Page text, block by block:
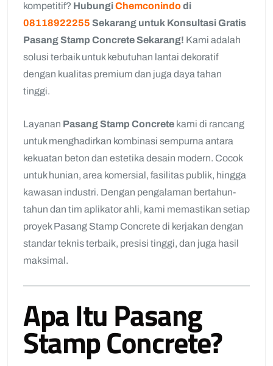
kompetitif? HubungiChemconindodi
08118922255 Sekarang untuk Konsultasi Gratis
Pasang Stamp Concrete Sekarang! Kami adalah
solusi terbaik untuk kebutuhan lantai dekoratif
dengan kualitas premium dan juga daya tahan
tinggi.
Layanan Pasang Stamp Concrete kami di rancang
untuk menghadirkan kombinasi sempurna antara
kekuatan beton dan estetika desain modern. Cocok
untuk hunian, area komersial, fasilitas publik, hingga
kawasan industri. Dengan pengalaman bertahun-
tahun dan tim aplikator ahli, kami memastikan setiap
proyek Pasang Stamp Concrete di kerjakan dengan
standar teknis terbaik, presisi tinggi, dan juga hasil
maksimal.
Apa Itu Pasang
Stamp Concrete?